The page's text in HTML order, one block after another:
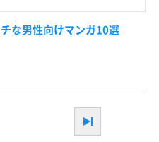
な男性向けマンガ10選